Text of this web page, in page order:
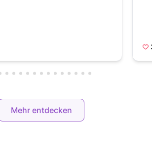
Mehr entdecken